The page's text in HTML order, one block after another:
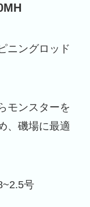
ニングロッド
モンスターを
、磯場に最適
号